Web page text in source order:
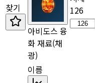
찾기
아비도스 융
화 재료(채
광)
126
이름